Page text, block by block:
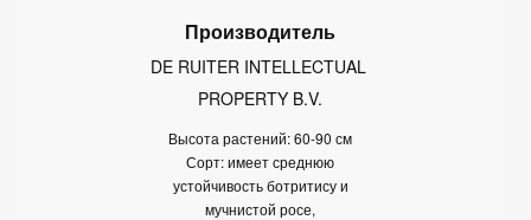
DE RUITER INTELLECTUAL
PROPERTY B.V.
Высота растений: 60-90 см
Сорт: имеет среднюю
устойчивость ботритису и
мучнистой росе,